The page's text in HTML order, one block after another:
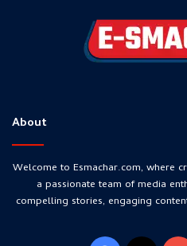
About
Welcome to Esmachar.com, where
a passionate team of media
compelling stories, engaging